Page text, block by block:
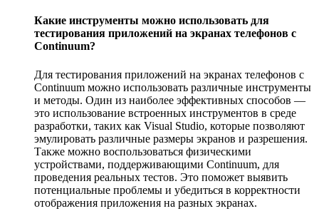
Какие инструменты можно использовать для
тестирования приложений на экранах телефонов с
Continuum?
Для тестирования приложений на экранах телефонов с
Continuum можно использовать различные инструменты
и методы. Один из наиболее эффективных способов —
это использование встроенных инструментов в среде
разработки, таких как Visual Studio, которые позволяют
эмулировать различные размеры экранов и разрешения.
Также можно воспользоваться физическими
устройствами, поддерживающими Continuum, для
проведения реальных тестов. Это поможет выявить
потенциальные проблемы и убедиться в корректности
отображения приложения на разных экранах.